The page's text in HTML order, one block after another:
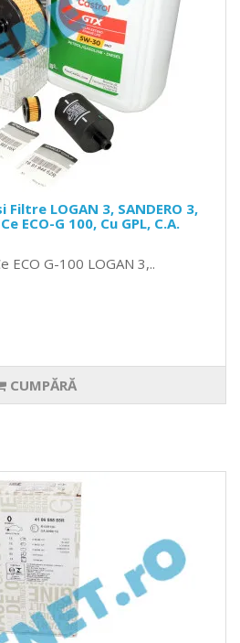
Filtre LOGAN 3, SANDERO 3,
ECO-G 100, Cu GPL, C.A.
ECO G-100 LOGAN 3,..
CUMPĂRĂ